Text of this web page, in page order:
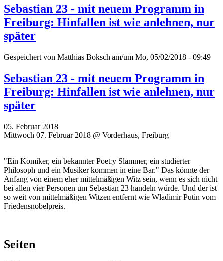
Sebastian 23 - mit neuem Programm in
Freiburg: Hinfallen ist wie anlehnen, nur
später
Gespeichert von Matthias Boksch am/um Mo, 05/02/2018 - 09:49
Sebastian 23 - mit neuem Programm in
Freiburg: Hinfallen ist wie anlehnen, nur
später
05. Februar 2018
Mittwoch 07. Februar 2018 @ Vorderhaus, Freiburg
"Ein Komiker, ein bekannter Poetry Slammer, ein studierter
Philosoph und ein Musiker kommen in eine Bar." Das könnte der
Anfang von einem eher mittelmäßigen Witz sein, wenn es sich nicht
bei allen vier Personen um Sebastian 23 handeln würde. Und der ist
so weit von mittelmäßigen Witzen entfernt wie Wladimir Putin vom
Friedensnobelpreis.
Seiten